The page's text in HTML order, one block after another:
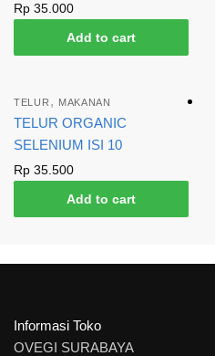
Rp 35.000
Add to cart
TELUR , MAKANAN
TELUR ORGANIC
SELENIUM ISI 10
Rp 35.500
Add to cart
Informasi Toko
OVEGI SURABAYA